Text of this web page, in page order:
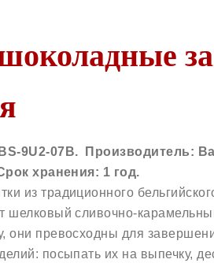
9U2-07B. Производитель:
хранения: 1 год.
из традиционного
шелковый сливочно-
они превосходны для
посыпать их на выпечку,